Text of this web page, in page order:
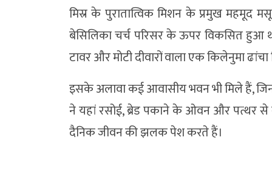
मिस्र के पुरातात्विक मिशन के प्रमुख महमूद
बेसिलिका चर्च परिसर के ऊपर विकसित हुआ
टावर और मोटी दीवारों वाला एक किलेनुमा ढांचा
इसके अलावा कई आवासीय भवन भी मिले हैं,
ने यहां रसोई, ब्रेड पकाने के ओवन और
दैनिक जीवन की झलक पेश करते हैं।